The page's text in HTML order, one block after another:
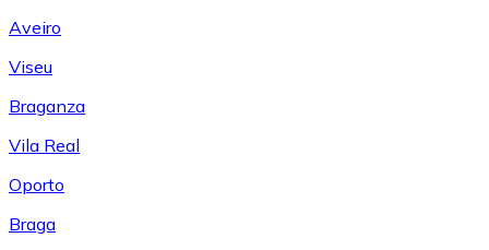
Aveiro
Viseu
Braganza
Vila Real
Oporto
Braga